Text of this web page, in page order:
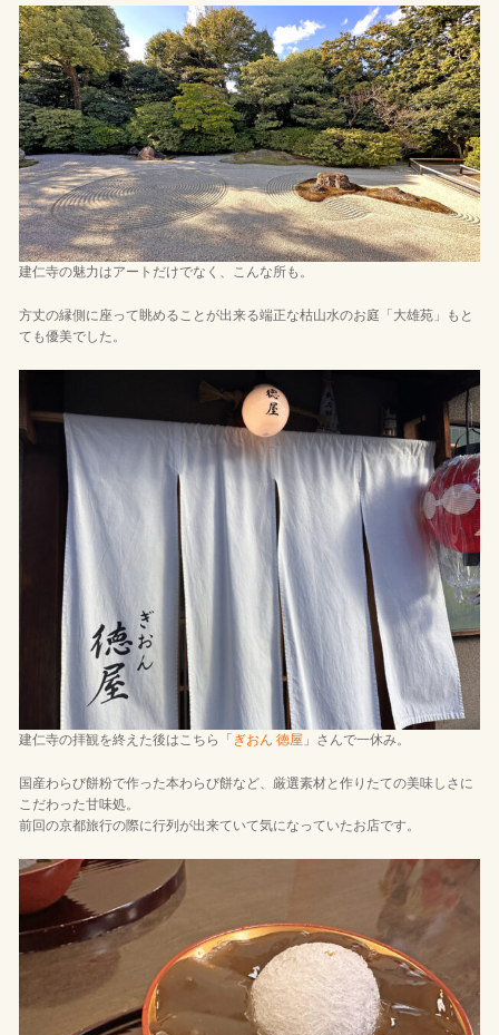
建仁寺の魅力はアートだけでなく、こんな所も。
方丈の縁側に座って眺めることが出来る端正な枯山水のお庭「大雄苑」もと
ても優美でした。
建仁寺の拝観を終えた後はこちら「 ぎおん 徳屋 」さんで一休み。
国産わらび餅粉で作った本わらび餅など、厳選素材と作りたての美味しさに
こだわった甘味処。
前回の京都旅行の際に行列が出来ていて気になっていたお店です。